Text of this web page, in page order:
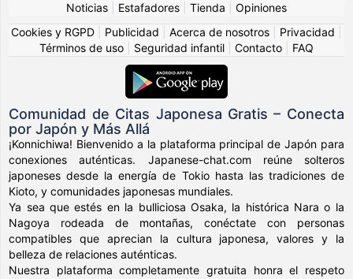
Noticias Estafadores Tienda
Opiniones
Cookies y RGPD
Publicidad Acerca de nosotros Privacidad
Términos de uso
Seguridad infantil Contacto FAQ
Comunidad de Citas Japonesa Gratis – Conecta
por Japón y Más Allá
¡Konnichiwa! Bienvenido a la plataforma principal de Japón para
conexiones auténticas. Japanese-chat.com reúne solteros
japoneses desde la energía de Tokio hasta las tradiciones de
Kioto, y comunidades japonesas mundiales.
Ya sea que estés en la bulliciosa Osaka, la histórica Nara o la
Nagoya rodeada de montañas, conéctate con personas
compatibles que aprecian la cultura japonesa, valores y la
belleza de relaciones auténticas.
Nuestra plataforma completamente gratuita honra el respeto